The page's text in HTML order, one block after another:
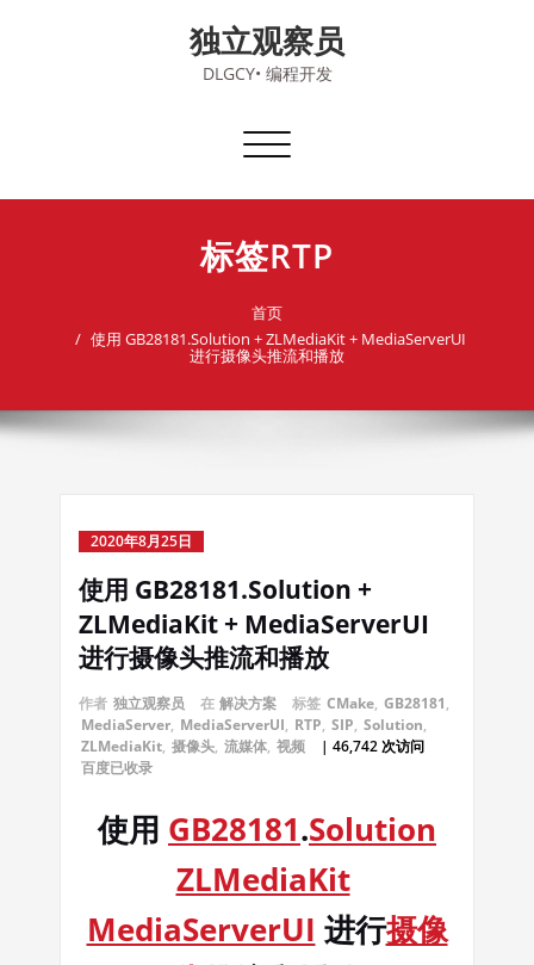
独立观察员
DLGCY• 编程开发
切
导
标签RTP
首页
使用 GB28181.Solution + ZLMediaKit + MediaServerUI
进行摄像头推流和播放
2020年8月25日
使用 GB28181.Solution +
ZLMediaKit + MediaServerUI
进行摄像头推流和播放
作者 独立观察员 在 解决方案 标签 CMake, GB28181,
MediaServer, MediaServerUI, RTP, SIP, Solution,
ZLMediaKit, 摄像头, 流媒体, 视频
| 46,742 次访问
百度已收录
使用 GB28181.Solution
ZLMediaKit
MediaServerUI 进行摄像